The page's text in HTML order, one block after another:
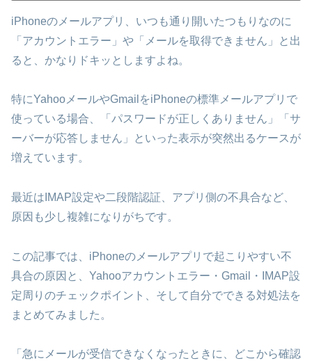
iPhoneのメールアプリ、いつも通り開いたつもりなのに
「アカウントエラー」や「メールを取得できません」と出
ると、かなりドキッとしますよね。
特にYahooメールやGmailをiPhoneの標準メールアプリで
使っている場合、「パスワードが正しくありません」「サ
ーバーが応答しません」といった表示が突然出るケースが
増えています。
最近はIMAP設定や二段階認証、アプリ側の不具合など、
原因も少し複雑になりがちです。
この記事では、iPhoneのメールアプリで起こりやすい不
具合の原因と、Yahooアカウントエラー・Gmail・IMAP設
定周りのチェックポイント、そして自分でできる対処法を
まとめてみました。
「急にメールが受信できなくなったときに、どこから確認